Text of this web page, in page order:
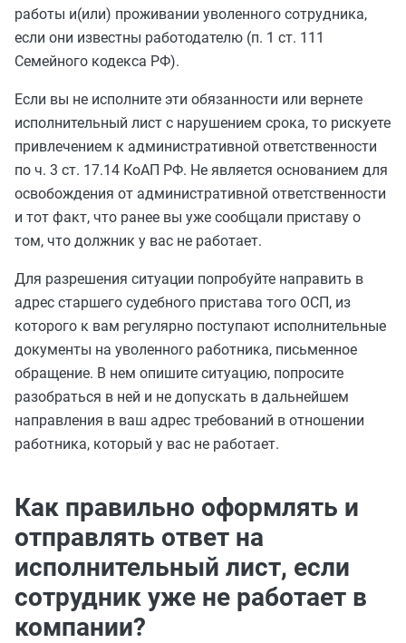
работы и(или) проживании уволенного сотрудника,
если они известны работодателю (п. 1 ст. 111
Семейного кодекса РФ).
Если вы не исполните эти обязанности или вернете
исполнительный лист с нарушением срока, то рискуете
привлечением к административной ответственности
по ч. 3 ст. 17.14 КоАП РФ. Не является основанием для
освобождения от административной ответственности
и тот факт, что ранее вы уже сообщали приставу о
том, что должник у вас не работает.
Для разрешения ситуации попробуйте направить в
адрес старшего судебного пристава того ОСП, из
которого к вам регулярно поступают исполнительные
документы на уволенного работника, письменное
обращение. В нем опишите ситуацию, попросите
разобраться в ней и не допускать в дальнейшем
направления в ваш адрес требований в отношении
работника, который у вас не работает.
Как правильно оформлять и
отправлять ответ на
исполнительный лист, если
сотрудник уже не работает в
компании?